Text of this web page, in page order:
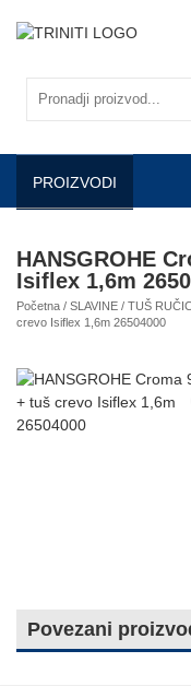
PROIZVODI
HANSGROHE
Isiflex 1,6m
Početna / SLAVINE / TUŠ
crevo Isiflex 1,6m 26504000
Povezani